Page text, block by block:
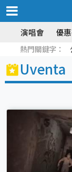
演唱會 優
熱門關鍵字：
Uventa